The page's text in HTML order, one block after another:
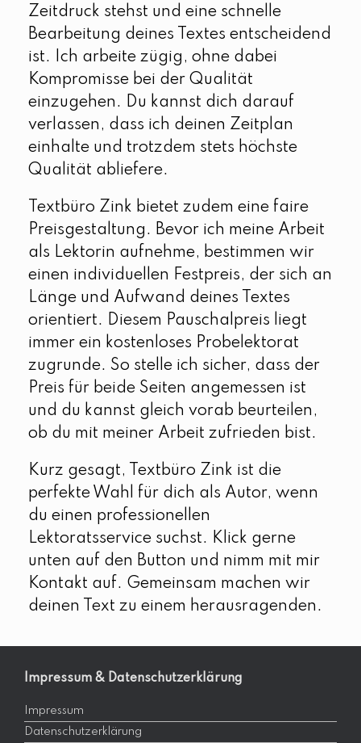
Zeitdruck stehst und eine schnelle
Bearbeitung deines Textes entscheidend
ist. Ich arbeite zügig, ohne dabei
Kompromisse bei der Qualität
einzugehen. Du kannst dich darauf
verlassen, dass ich deinen Zeitplan
einhalte und trotzdem stets höchste
Qualität abliefere.
Textbüro Zink bietet zudem eine faire
Preisgestaltung. Bevor ich meine Arbeit
als Lektorin aufnehme, bestimmen wir
einen individuellen Festpreis, der sich an
Länge und Aufwand deines Textes
orientiert. Diesem Pauschalpreis liegt
immer ein kostenloses Probelektorat
zugrunde. So stelle ich sicher, dass der
Preis für beide Seiten angemessen ist
und du kannst gleich vorab beurteilen,
ob du mit meiner Arbeit zufrieden bist.
Kurz gesagt, Textbüro Zink ist die
perfekte Wahl für dich als Autor, wenn
du einen professionellen
Lektoratsservice suchst. Klick gerne
unten auf den Button und nimm mit mir
Kontakt auf. Gemeinsam machen wir
deinen Text zu einem herausragenden.
Impressum & Datenschutzerklärung
Impressum
Datenschutzerklärung